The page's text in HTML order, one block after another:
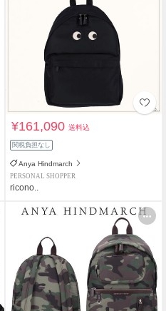
¥161,090送料込
関税負担なし
Anya Hindmarch
PERSONAL SHOPPER
ricono..